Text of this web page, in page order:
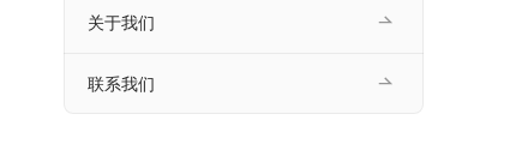
关于我们
联系我们